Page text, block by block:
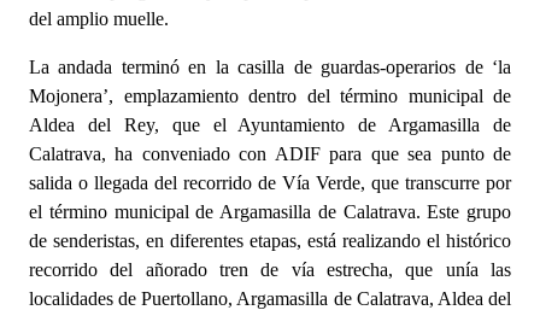
del amplio muelle.
La andada terminó en la casilla de guardas-operarios de ‘la
Mojonera’, emplazamiento dentro del término municipal de
Aldea del Rey, que el Ayuntamiento de Argamasilla de
Calatrava, ha conveniado con ADIF para que sea punto de
salida o llegada del recorrido de Vía Verde, que transcurre por
el término municipal de Argamasilla de Calatrava. Este grupo
de senderistas, en diferentes etapas, está realizando el histórico
recorrido del añorado tren de vía estrecha, que unía las
localidades de Puertollano, Argamasilla de Calatrava, Aldea del